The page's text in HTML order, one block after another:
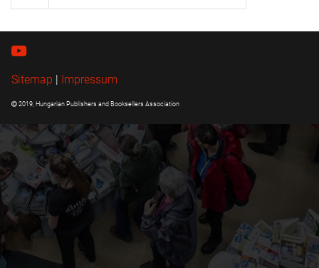
Sitemap | Impressum
2019, Hungarian Publishers and Booksellers Association